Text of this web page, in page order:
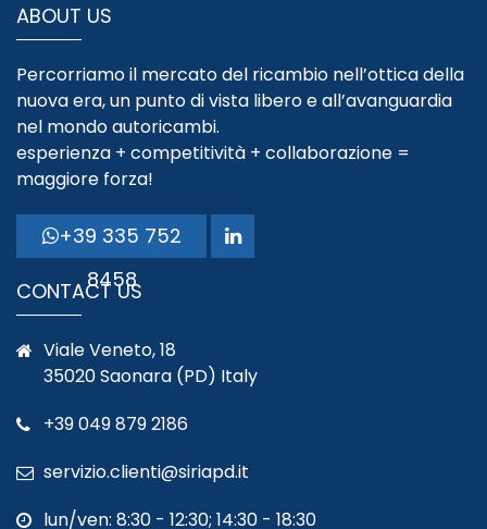
ABOUT US
Percorriamo il mercato del ricambio nell’ottica della
nuova era, un punto di vista libero e all’avanguardia
nel mondo autoricambi.
esperienza + competitività + collaborazione =
maggiore forza!
+39 335 752
8458
CONTACT US
Viale Veneto, 18
35020 Saonara (PD) Italy
+39 049 879 2186
servizio.clienti@siriapd.it
lun/ven: 8:30 - 12:30; 14:30 - 18:30